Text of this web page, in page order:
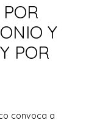
Y
POR
convoca a